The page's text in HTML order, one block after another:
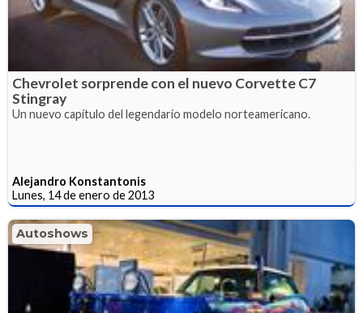
Chevrolet sorprende con el nuevo Corvette C7
Stingray
Un nuevo capítulo del legendario modelo norteamericano.
Alejandro Konstantonis
Lunes, 14 de enero de 2013
Autoshows